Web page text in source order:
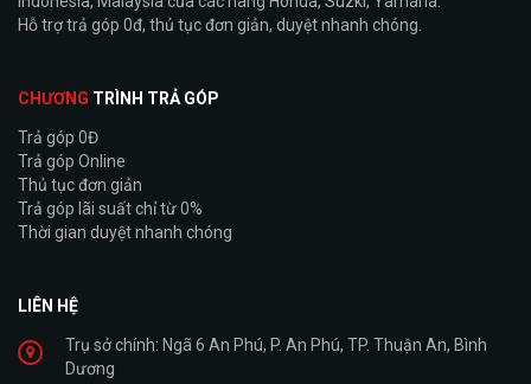
Hỗ trợ trả góp 0đ, thủ tục đơn giản, duyệt nhanh chóng.
CHƯƠNG TRÌNH TRẢ GÓP
Trả góp 0Đ
Trả góp Online
Thủ tục đơn giản
Trả góp lãi suất chỉ từ 0%
Thời gian duyệt nhanh chóng
LIÊN HỆ
Trụ sở chính: Ngã 6 An Phú, P. An Phú, TP. Thuận An, Bình
Dương